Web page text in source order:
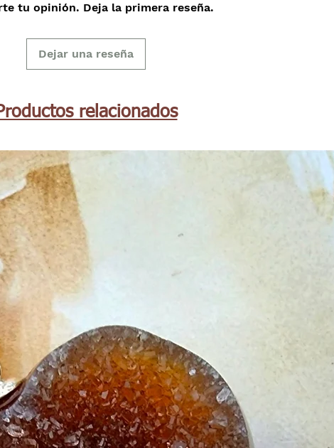
tu opinión. Deja la primera reseña.
Dejar una reseña
relacionados